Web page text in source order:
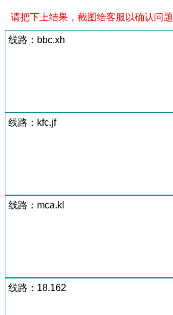
请把下上结果，截图给客服以确认问题
线路：bbc.xh
线路：kfc.jf
线路：mca.kl
线路：18.162